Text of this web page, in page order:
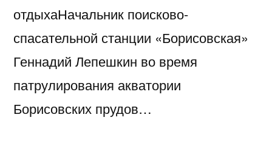
отдыхаНачальник поисково-
спасательной станции «Борисовская»
Геннадий Лепешкин во время
патрулирования акватории
Борисовских прудов…